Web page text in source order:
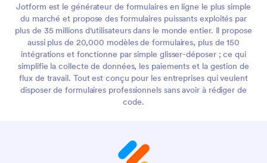
Jotform est le générateur de formulaires en ligne le plus simple
du marché et propose des formulaires puissants exploités par
plus de 35 millions d'utilisateurs dans le monde entier. Il propose
aussi plus de 20,000 modèles de formulaires, plus de 150
intégrations et fonctionne par simple glisser-déposer ; ce qui
simplifie la collecte de données, les paiements et la gestion de
flux de travail. Tout est conçu pour les entreprises qui veulent
disposer de formulaires professionnels sans avoir à rédiger de
code.